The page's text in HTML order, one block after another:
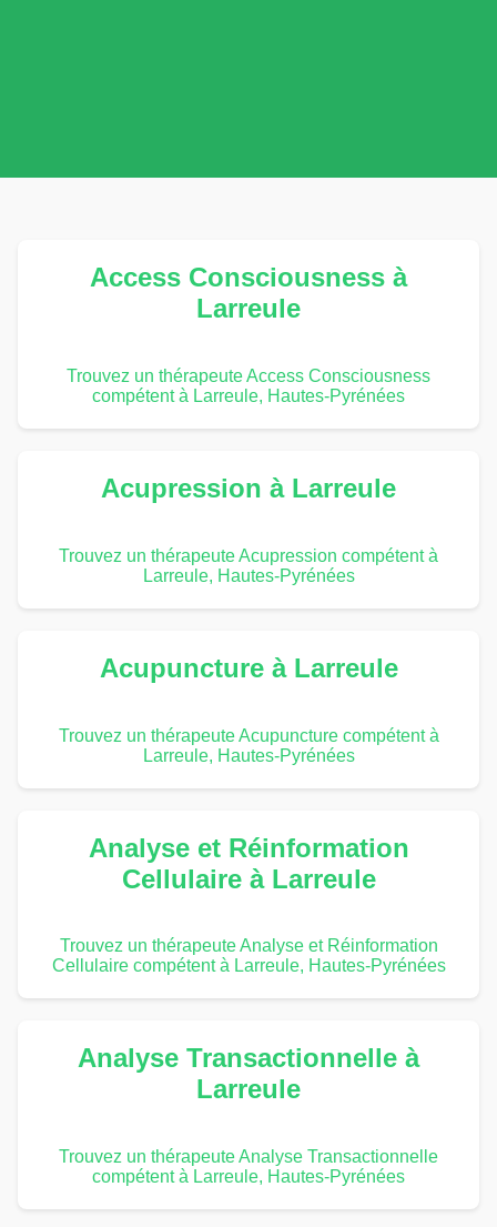
Access Consciousness à
Larreule
Trouvez un thérapeute Access Consciousness
compétent à Larreule, Hautes-Pyrénées
Acupression à Larreule
Trouvez un thérapeute Acupression compétent à
Larreule, Hautes-Pyrénées
Acupuncture à Larreule
Trouvez un thérapeute Acupuncture compétent à
Larreule, Hautes-Pyrénées
Analyse et Réinformation
Cellulaire à Larreule
Trouvez un thérapeute Analyse et Réinformation
Cellulaire compétent à Larreule, Hautes-Pyrénées
Analyse Transactionnelle à
Larreule
Trouvez un thérapeute Analyse Transactionnelle
compétent à Larreule, Hautes-Pyrénées